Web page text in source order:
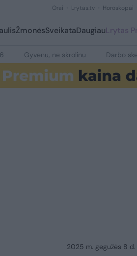
Orai Lrytas.tv Horoskopai
ŽmonėsSveikataDaugiauLrytas
Gyvenu, ne skrolinu Darbo
2025 m. gegužės 8 d.